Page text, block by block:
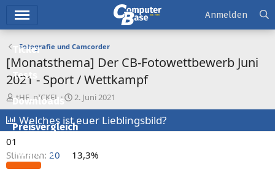
Ticker
Tests
Downloads
Preisvergleich
Forum
Anmelden
Fotografie und Camcorder
[Monatsthema] Der CB-Fotowettbewerb Juni
2021 - Sport / Wettkampf
E
r
t
l
l
tHE_nICKEL
E
r
s
t
l
2. Juni 2021
Welches ist euer Lieblingsbild?
01
Stimmen: 20 13,3%